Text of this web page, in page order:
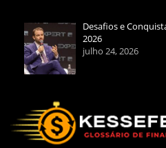
Desafios e
2026
julho 24, 2026